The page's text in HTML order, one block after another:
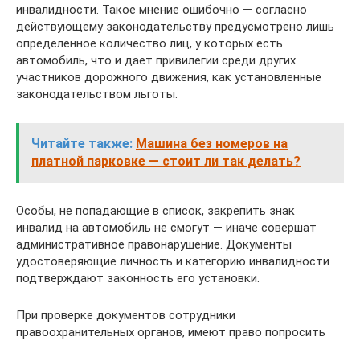
инвалидности. Такое мнение ошибочно — согласно
действующему законодательству предусмотрено лишь
определенное количество лиц, у которых есть
автомобиль, что и дает привилегии среди других
участников дорожного движения, как установленные
законодательством льготы.
Читайте также: Машина без номеров на
платной парковке — стоит ли так делать?
Особы, не попадающие в список, закрепить знак
инвалид на автомобиль не смогут — иначе совершат
административное правонарушение. Документы
удостоверяющие личность и категорию инвалидности
подтверждают законность его установки.
При проверке документов сотрудники
правоохранительных органов, имеют право попросить